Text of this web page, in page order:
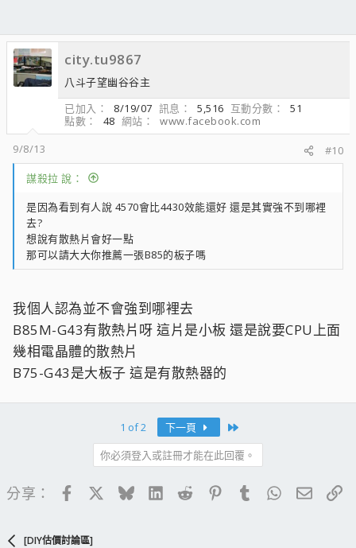
city.tu9867
八斗子望幽谷谷主
已加入
8/19/07 訊息 5,516 互動分數
51
點數
48 網站
www.facebook.com
9/8/13
#10
謀殺拉 說：
是因為看到有人說 4570會比4430效能還好 還是其實強不到哪裡
去?
想說有散熱片會好一點
那可以請大大你推薦一張B85的板子嗎
我個人認為並不會強到哪裡去
B85M-G43有散熱片呀 這片是小板 還是說要CPU上面
幾相電晶體的散熱片
B75-G43是大板子 這是有散熱器的
1 of 2 下一頁
你必須登入或註冊才能在此回覆。
分享： FacebookBlueskyLinkedIn
Reddit PinterestTumblrWhatsApp
電子
[DIY估價討論區]